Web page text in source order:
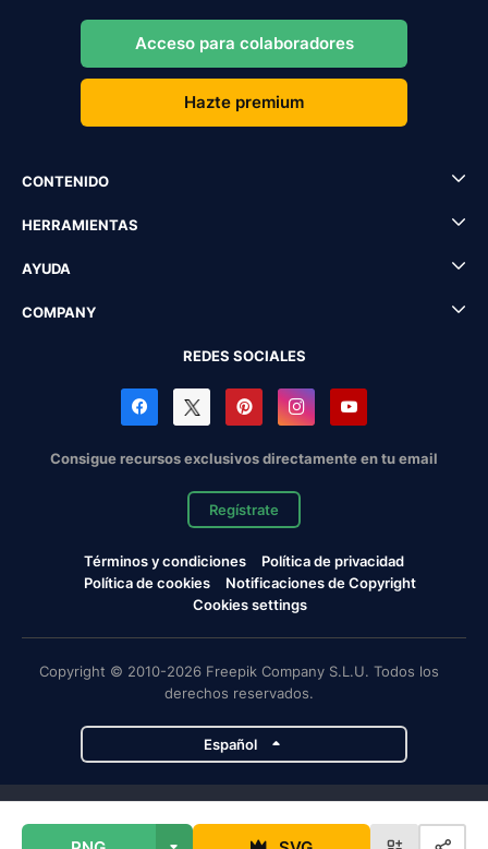
Acceso para colaboradores
Hazte premium
CONTENIDO
HERRAMIENTAS
AYUDA
COMPANY
REDES SOCIALES
Consigue recursos exclusivos directamente en tu email
Regístrate
Términos y condiciones
Política de privacidad
Política de cookies
Notificaciones de Copyright
Cookies settings
Copyright © 2010-2026 Freepik Company S.L.U. Todos los
derechos reservados.
Español